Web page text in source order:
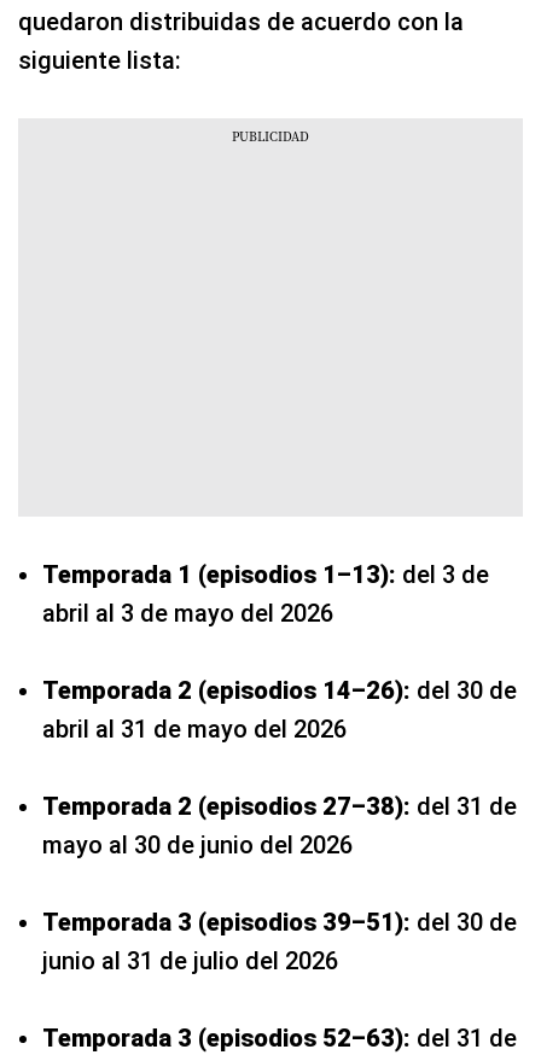
quedaron distribuidas de acuerdo con la
siguiente lista:
Temporada 1 (episodios 1–13): del 3 de
abril al 3 de mayo del 2026
Temporada 2 (episodios 14–26): del 30 de
abril al 31 de mayo del 2026
Temporada 2 (episodios 27–38): del 31 de
mayo al 30 de junio del 2026
Temporada 3 (episodios 39–51): del 30 de
junio al 31 de julio del 2026
Temporada 3 (episodios 52–63): del 31 de